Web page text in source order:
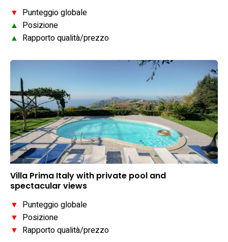
▼ Punteggio globale
▲ Posizione
▲ Rapporto qualità/prezzo
Villa Prima Italy with private pool and
spectacular views
▼ Punteggio globale
▼ Posizione
▼ Rapporto qualità/prezzo